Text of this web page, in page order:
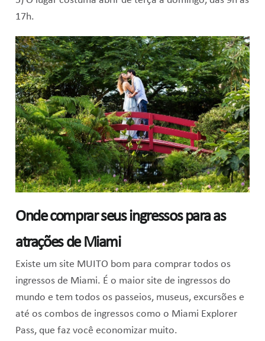
17h.
Onde comprar seus ingressos para as
atrações de Miami
Existe um site MUITO bom para comprar todos os
ingressos de Miami. É o maior site de ingressos do
mundo e tem todos os passeios, museus, excursões e
até os combos de ingressos como o Miami Explorer
Pass, que faz você economizar muito.